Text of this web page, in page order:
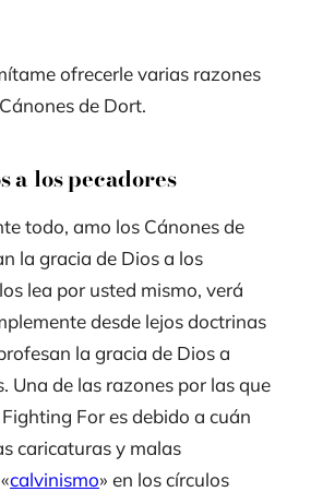
ofrecerle varias razones
de Dort.
a los pecadores
todo, amo los Cánones de
la gracia de Dios a los
lea por usted mismo, verá
desde lejos doctrinas
la gracia de Dios a
Una de las razones por las que
Fores debido a cuán
caricaturas y malas
calvinismo» en los círculos